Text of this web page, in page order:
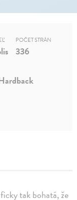
tak bohatá, že
POČET STRÁN
336